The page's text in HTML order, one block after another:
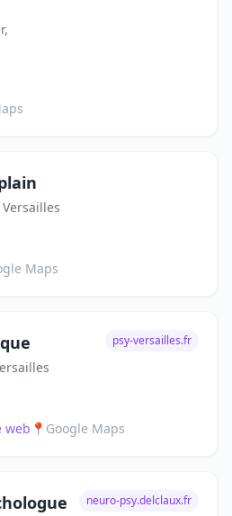
Versailles
Maps
psy-versailles.fr
web 📍 Google Maps
neuro-psy.delclaux.fr